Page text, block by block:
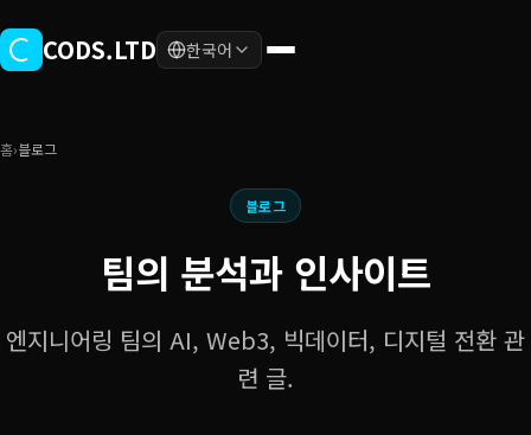
CODS.LTD 한국어
홈›블로그
블로그
팀의 분석과 인사이트
엔지니어링 팀의 AI, Web3, 빅데이터, 디지털 전환 관
련 글.